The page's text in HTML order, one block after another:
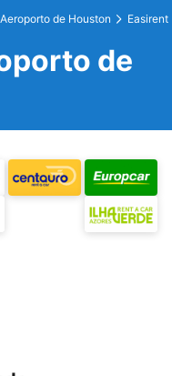
Aeroporto de Houston Easirent
de